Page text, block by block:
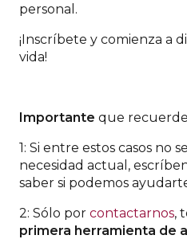
personal.
¡Inscríbete y comienza a
vida!
Importante que
1: Si entre estos casos no
necesidad actual,
saber si podemos
2: Sólo por contactarnos,
primera herramienta de